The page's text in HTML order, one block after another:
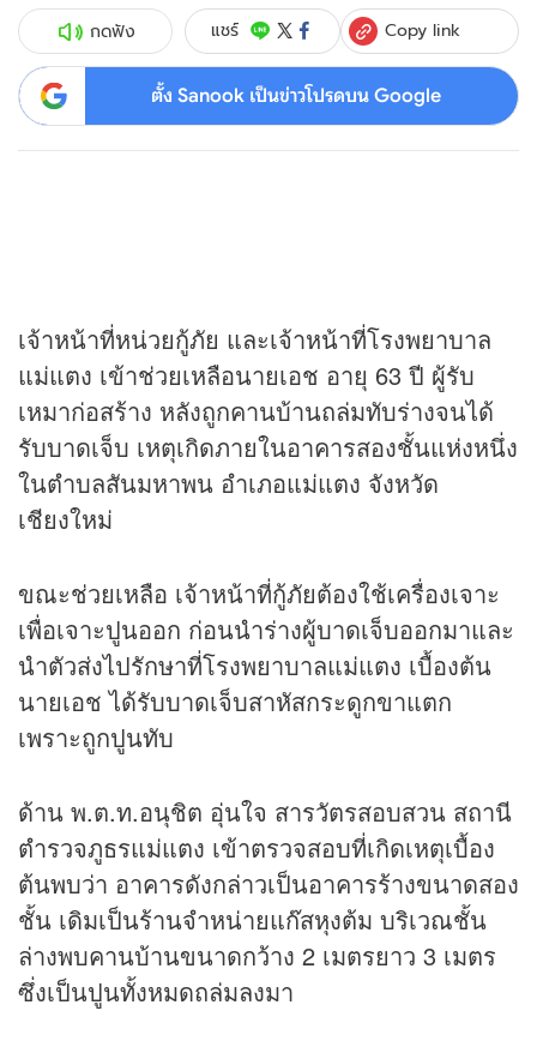
กดฟัง แชร์ Copy link
ตั้ง Sanook เป็นข่าวโปรดบน Google
เจ้าหน้าที่หน่วยกู้ภัย และเจ้าหน้าที่โรงพยาบาล
แม่แตง เข้าช่วยเหลือนายเอช อายุ 63 ปี ผู้รับ
เหมาก่อสร้าง หลังถูกคานบ้านถล่มทับร่างจนได้
รับบาดเจ็บ เหตุเกิดภายในอาคารสองชั้นแห่งหนึ่ง
ในตำบลสันมหาพน อำเภอแม่แตง จังหวัด
เชียงใหม่
ขณะช่วยเหลือ เจ้าหน้าที่กู้ภัยต้องใช้เครื่องเจาะ
เพื่อเจาะปูนออก ก่อนนำร่างผู้บาดเจ็บออกมาและ
นำตัวส่งไปรักษาที่โรงพยาบาลแม่แตง เบื้องต้น
นายเอช ได้รับบาดเจ็บสาหัสกระดูกขาแตก
เพราะถูกปูนทับ
ด้าน พ.ต.ท.อนุชิต อุ่นใจ สารวัตรสอบสวน สถานี
ตำรวจภูธรแม่แตง เข้าตรวจสอบที่เกิดเหตุเบื้อง
ต้นพบว่า อาคารดังกล่าวเป็นอาคารร้างขนาดสอง
ชั้น เดิมเป็นร้านจำหน่ายแก๊สหุงต้ม บริเวณชั้น
ล่างพบคานบ้านขนาดกว้าง 2 เมตรยาว 3 เมตร
ซึ่งเป็นปูนทั้งหมดถล่มลงมา